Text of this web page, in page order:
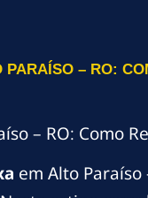
– RO:
– RO: Como
em Alto Paraíso